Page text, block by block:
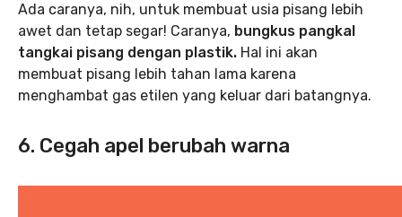
Ada caranya, nih, untuk membuat usia pisang lebih
awet dan tetap segar! Caranya, bungkus pangkal
tangkai pisang dengan plastik. Hal ini akan
membuat pisang lebih tahan lama karena
menghambat gas etilen yang keluar dari batangnya.
6. Cegah apel berubah warna